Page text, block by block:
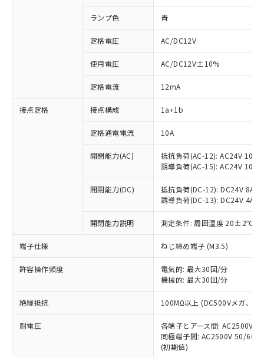
ランプ色 青
定格電圧 AC/DC12V
使用電圧 AC/DC12V±10%
定格電流 12mA
接点定格 接点構成 1a+1b
定格通電電流 10A
開閉能力(AC)
抵抗負荷(AC-12): AC24V 10A/
誘導負荷(AC-15): AC24V
開閉能力(DC)
抵抗負荷(DC-12): DC24V 8A/
誘導負荷(DC-13): DC24V 4A/
開閉能力説明 測定条件: 周囲温度 20±2℃、
端子仕様 ねじ締め端子 (M3.5)
許容操作頻度
電気的: 最大30回/分
機械的: 最大30回/分
絶縁抵抗 100MΩ以上 (DC500Vメガ、点
耐電圧
各端子とアース間: AC2500V
同極端子間: AC2500V 50/
(初期値)
ご利用条件
ご利用ください。
本サービスは、当社制御機器事業取扱
商品の当社在庫状況および標準価格
(税抜)を提供させていただくもので
当社制御機器事業取扱商品の中には、
本サービスの対象外となる商品もある
ことをご了承ください。
在庫状況および標準価格照会結果は、
対応済み：EU RoHS指令（10物質）の
非含有に対応した製品が提供可能な商品で
対応予定：EU RoHS指令（10物質）の非含
有に対応した製品に切り替える予定のある
対応予定なし：EU RoHS指令（10物質）の
非含有に非対応の商品で、対応品を出す予
定はありません。
調査・確認中：EU RoHS指令（10物質）の
非含有の対応状況を調査中または確認中の
害物質有無と関係のない商品です。
仕入先様の事情により、非含有部品として
いたものが、含有品と判明した場合などや
むを得ず変更することがあります。
※1 中国RoHS○×表
「○」：最大均質材料含有率が中国RoHSの
基準値以下であることを示します。
「×」：最大均質材料含有率が中国RoHSの
基準値を超えていることを示します。
「－」：未確認です。当社販売部門へお問
当社は、これら貴社製品のうち、外国
為替および外国貿易法に定める商品